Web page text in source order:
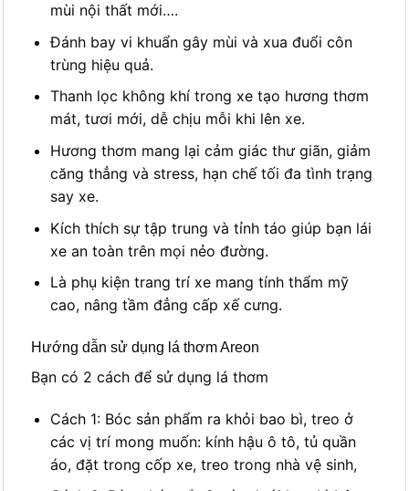
mùi nội thất mới….
Đánh bay vi khuẩn gây mùi và xua đuổi côn
trùng hiệu quả.
Thanh lọc không khí trong xe tạo hương thơm
mát, tươi mới, dễ chịu mỗi khi lên xe.
Hương thơm mang lại cảm giác thư giãn, giảm
căng thẳng và stress, hạn chế tối đa tình trạng
say xe.
Kích thích sự tập trung và tỉnh táo giúp bạn lái
xe an toàn trên mọi nẻo đường.
Là phụ kiện trang trí xe mang tính thẩm mỹ
cao, nâng tầm đẳng cấp xế cưng.
Hướng dẫn sử dụng lá thơm Areon
Bạn có 2 cách để sử dụng lá thơm
Cách 1: Bóc sản phẩm ra khỏi bao bì, treo ở
các vị trí mong muốn: kính hậu ô tô, tủ quần
áo, đặt trong cốp xe, treo trong nhà vệ sinh,